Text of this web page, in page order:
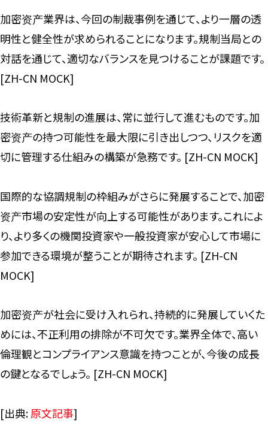
加密资产業界は、今回の制裁事例を通じて、より一層の透
明性と健全性が求められることになります。規制当局との
対話を通じて、適切なバランスを見つけることが課題です。
[ZH-CN MOCK]
技術革新と規制の進展は、常に並行して進むものです。加
密资产の持つ可能性を最大限に引き出しつつ、リスクを適
切に管理する仕組みの構築が急務です。 [ZH-CN MOCK]
国際的な協調規制の枠組みがさらに発展することで、加密
资产市場の安定性が向上する可能性があります。これによ
り、より多くの機関投資家や一般投資家が安心して市場に
参加できる環境が整うことが期待されます。 [ZH-CN
MOCK]
加密资产が社会に受け入れられ、持続的に発展していくた
めには、不正利用の排除が不可欠です。業界全体で、高い
倫理観とコンプライアンス意識を持つことが、今後の成長
の鍵となるでしょう。 [ZH-CN MOCK]
[出典:原文記事]